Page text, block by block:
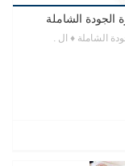
الجودة الشاملة
الشاملة ♦ ال .